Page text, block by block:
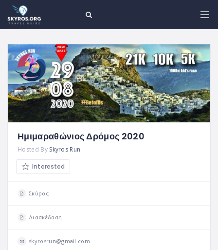
Ημιμαραθώνιος Δρόμος 2020
Hosted By Skyros Run
Interested
Σκύρος
Διασκέδαση
skyrosrun@gmail.com